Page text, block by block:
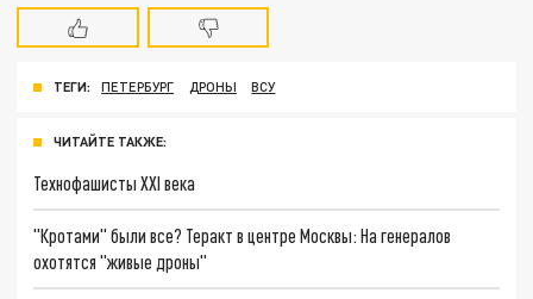
ТЕГИ: ПЕТЕРБУРГ ДРОНЫ ВСУ
ЧИТАЙТЕ ТАКЖЕ:
Технофашисты XXI века
"Кротами" были все? Теракт в центре Москвы: На генералов
охотятся "живые дроны"